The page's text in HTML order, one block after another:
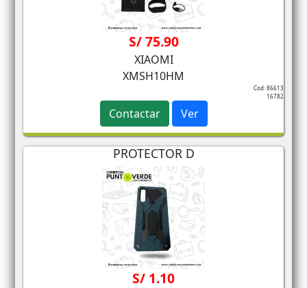
S/ 75.90
XIAOMI
XMSH10HM
Cod: 86613
16782
Contactar Ver
PROTECTOR D
S/ 1.10